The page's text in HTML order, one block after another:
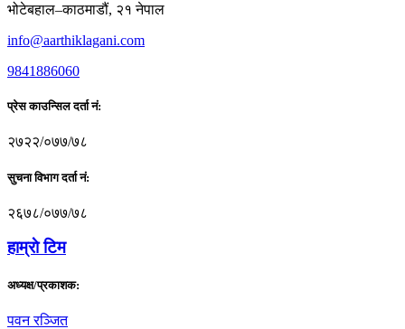
भोटेबहाल–काठमाडौं, २१ नेपाल
info@aarthiklagani.com
9841886060
प्रेस काउन्सिल दर्ता नं:
२७२२/०७७/७८
सुचना विभाग दर्ता नं:
२६७८/०७७/७८
हाम्राे टिम
अध्यक्ष/प्रकाशक:
पवन रञ्जित